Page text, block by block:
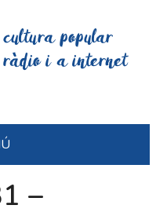
cultura popular
i a internet
–